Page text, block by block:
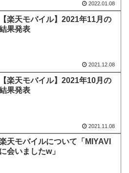
2022.01.08
【楽天モバイル】2021年11月の
果発表
2021.12.08
【楽天モバイル】2021年10月の
果発表
2021.11.08
天モバイルについて「MIYAVI
に会いましたw」